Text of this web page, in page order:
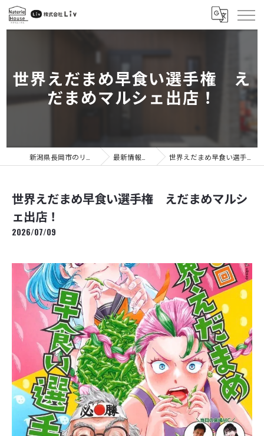
世界えだまめ早食い選手権 え
だまめマルシェ出店！
最新情報・イベント情報 世界えだまめ早食い選手権 えだまめマルシェ出店！
世界えだまめ早食い選手権 えだまめマルシ
ェ出店！
2026/07/09